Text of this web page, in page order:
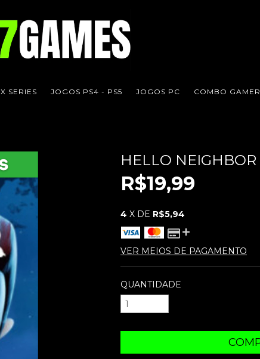
SERIES JOGOS PS4 - PS5 JOGOS PC COMBO GAMER
HELLO NEIGHBOR
R$19,99
4 X DE R$5,94
VER MEIOS DE PAGAMENTO
QUANTIDADE